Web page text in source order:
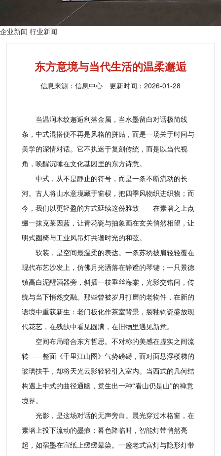
企业新闻 行业新闻
东方意境与当代生活的温柔邂逅
信息来源：信息中心 更新时间：2026-01-28
当温润木纹邂逅利落金属，当水墨留白对话极简线
条，中式混搭便不再是风格的拼贴，而是一场关于时间与
美学的深情对话。它不执迷于复刻传统，而是以当代视
角，唤醒沉睡在文化基因里的东方诗意。
中式，从不是静止的符号，而是一条不断流动的长
河。古人将山水意境藏于窗棂，把四季风物织进织物；而
今，我们以更轻盈的方式延续这份雅致——在素墙之上点
缀一抹克莱因蓝，让青花瓷与抽象画在玄关悄然相望，让
明式圈椅与工业风吊灯共谱时光的和弦。
软装，是空间最温柔的表达。一条苏绣披肩轻轻覆在
现代布艺沙发上，仿佛月光洒落在静谧的琴键；一只景德
镇高白泥醒酒器旁，斜插一枝垂丝海棠，光影交错间，传
统与当下悄然交融。那些曾被岁月打磨的老物件，在新的
语境中重获新生：老门板化作茶室背景，裂釉钧瓷盛放现
代花艺，在残缺中看见圆满，在旧物里遇见新意。
空间布局暗合东方哲思。不对称的美感在虚实之间流
转——整面《千里江山图》气势磅礴，而对面悬浮楼梯的
玻璃扶手，却将天光云影轻轻引入室内。当西式的几何结
构遇上中式的曲径通幽，竟生出一种“看山仍是山”的禅意
境界。
光影，是这场对话的无声旁白。晨光穿过木格窗，在
素墙上投下流动的墨痕；暮色降临时，智能灯带悄然亮
起，如宿墨在宣纸上缓缓晕染。一盏老式宫灯与隐形灯带